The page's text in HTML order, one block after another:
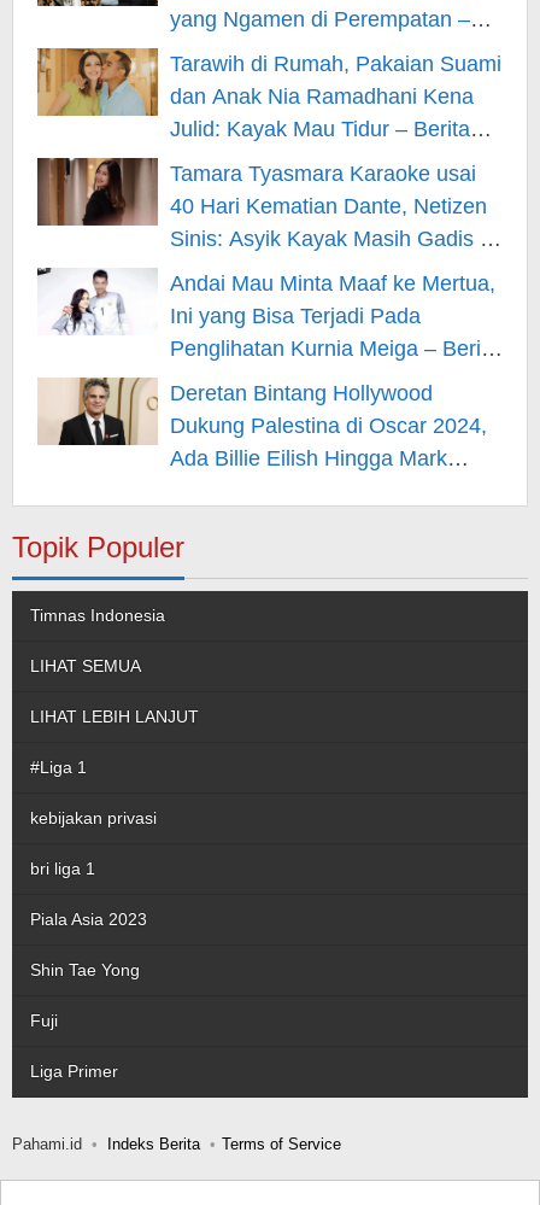
yang Ngamen di Perempatan –
Berita Hiburan
Tarawih di Rumah, Pakaian Suami
dan Anak Nia Ramadhani Kena
Julid: Kayak Mau Tidur – Berita
Hiburan
Tamara Tyasmara Karaoke usai
40 Hari Kematian Dante, Netizen
Sinis: Asyik Kayak Masih Gadis –
Berita Hiburan
Andai Mau Minta Maaf ke Mertua,
Ini yang Bisa Terjadi Pada
Penglihatan Kurnia Meiga – Berita
Hiburan
Deretan Bintang Hollywood
Dukung Palestina di Oscar 2024,
Ada Billie Eilish Hingga Mark
Topik Populer
Timnas Indonesia
LIHAT SEMUA
LIHAT LEBIH LANJUT
#Liga 1
kebijakan privasi
bri liga 1
Piala Asia 2023
Shin Tae Yong
Fuji
Liga Primer
Pahami.id Indeks Berita Terms of Service